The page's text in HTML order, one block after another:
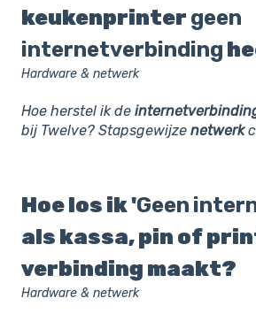
keukenprinter geen
internetverbinding
Hardware & netwerk
Hoe herstel ik de
bij Twelve? Stapsgewijze netwerk
Hoe los ik 'Geen
als kassa, pin of
verbinding maakt?
Hardware & netwerk